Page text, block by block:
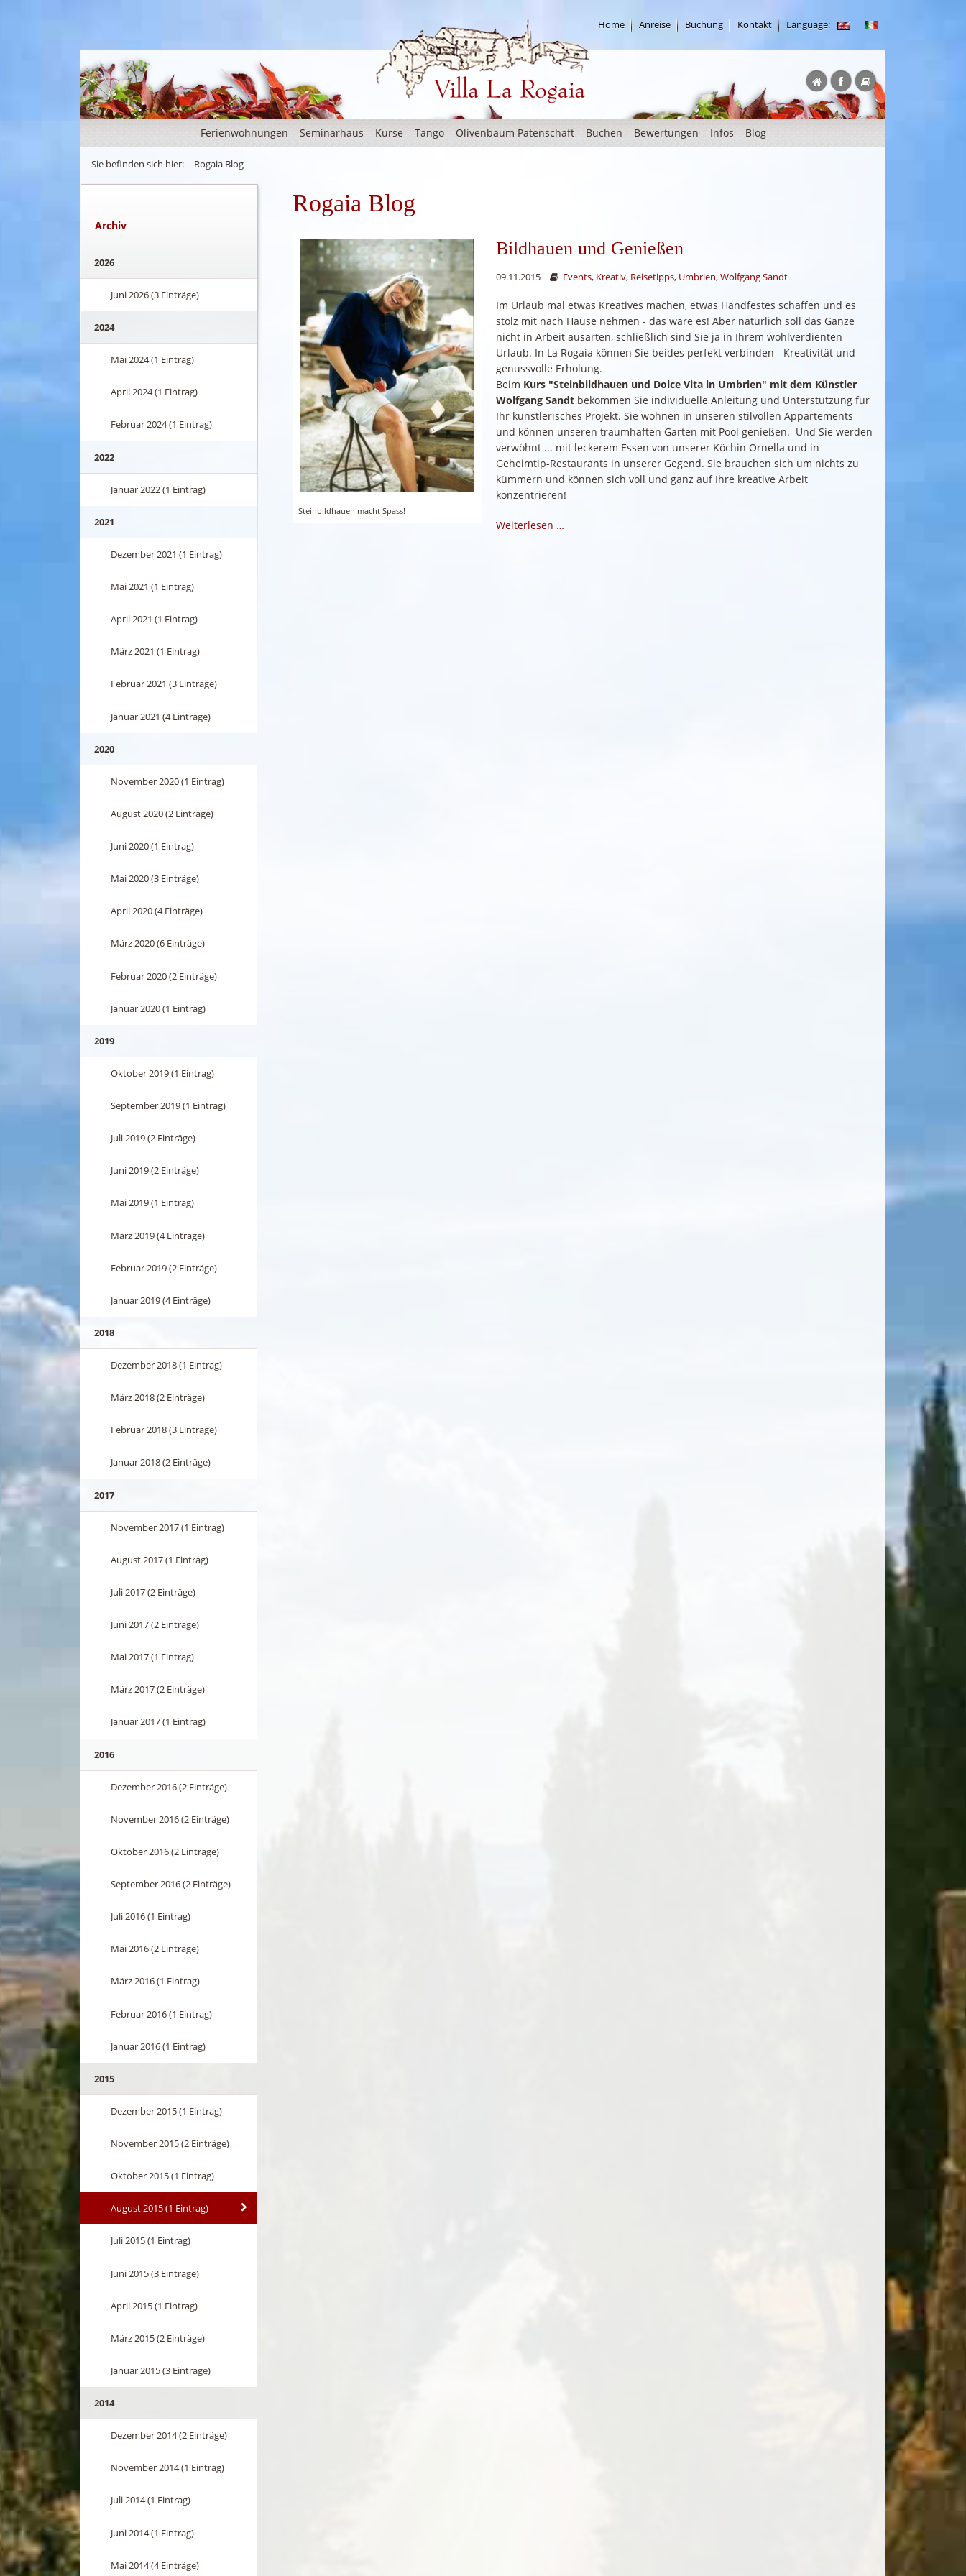
Home Anreise Buchung Kontakt Language:
Ferienwohnungen Seminarhaus Kurse Tango Olivenbaum Patenschaft Buchen Bewertungen Infos Blog
Sie befinden sich hier: Rogaia Blog
Rogaia Blog
Steinbildhauen macht Spass!
Bildhauen und Genießen
09.11.2015 Events, Kreativ, Reisetipps, Umbrien,Wolfgang Sandt
Im Urlaub mal etwas Kreatives machen, etwas Handfestes schaffen und es
stolz mit nach Hause nehmen - das wäre es! Aber natürlich soll das Ganze
nicht in Arbeit ausarten, schließlich sind Sie ja in Ihrem wohlverdienten
Urlaub. In La Rogaia können Sie beides perfekt verbinden - Kreativität und
genussvolle Erholung.
Beim Kurs "Steinbildhauen und Dolce Vita in Umbrien" mit dem Künstler
Wolfgang Sandtbekommen Sie individuelle Anleitung und Unterstützung für
Ihr künstlerisches Projekt. Sie wohnen in unseren stilvollen Appartements
und können unseren traumhaften Garten mit Pool genießen. Und Sie werden
verwöhnt ... mit leckerem Essen von unserer Köchin Ornella und in
Geheimtip-Restaurants in unserer Gegend. Sie brauchen sich um nichts zu
kümmern und können sich voll und ganz auf Ihre kreative Arbeit
konzentrieren!
Weiterlesen …
Archiv
2026
Juni 2026 (3 Einträge)
2024
Mai 2024 (1 Eintrag)
April 2024 (1 Eintrag)
Februar 2024 (1 Eintrag)
2022
Januar 2022 (1 Eintrag)
2021
Dezember 2021 (1 Eintrag)
Mai 2021 (1 Eintrag)
April 2021 (1 Eintrag)
März 2021 (1 Eintrag)
Februar 2021 (3 Einträge)
Januar 2021 (4 Einträge)
2020
November 2020 (1 Eintrag)
August 2020 (2 Einträge)
Juni 2020 (1 Eintrag)
Mai 2020 (3 Einträge)
April 2020 (4 Einträge)
März 2020 (6 Einträge)
Februar 2020 (2 Einträge)
Januar 2020 (1 Eintrag)
2019
Oktober 2019 (1 Eintrag)
September 2019 (1 Eintrag)
Juli 2019 (2 Einträge)
Juni 2019 (2 Einträge)
Mai 2019 (1 Eintrag)
März 2019 (4 Einträge)
Februar 2019 (2 Einträge)
Januar 2019 (4 Einträge)
2018
Dezember 2018 (1 Eintrag)
März 2018 (2 Einträge)
Februar 2018 (3 Einträge)
Januar 2018 (2 Einträge)
2017
November 2017 (1 Eintrag)
August 2017 (1 Eintrag)
Juli 2017 (2 Einträge)
Juni 2017 (2 Einträge)
Mai 2017 (1 Eintrag)
März 2017 (2 Einträge)
Januar 2017 (1 Eintrag)
2016
Dezember 2016 (2 Einträge)
November 2016 (2 Einträge)
Oktober 2016 (2 Einträge)
September 2016 (2 Einträge)
Juli 2016 (1 Eintrag)
Mai 2016 (2 Einträge)
März 2016 (1 Eintrag)
Februar 2016 (1 Eintrag)
Januar 2016 (1 Eintrag)
2015
Dezember 2015 (1 Eintrag)
November 2015 (2 Einträge)
Oktober 2015 (1 Eintrag)
August 2015 (1 Eintrag)
Juli 2015 (1 Eintrag)
Juni 2015 (3 Einträge)
April 2015 (1 Eintrag)
März 2015 (2 Einträge)
Januar 2015 (3 Einträge)
2014
Dezember 2014 (2 Einträge)
November 2014 (1 Eintrag)
Juli 2014 (1 Eintrag)
Juni 2014 (1 Eintrag)
Mai 2014 (4 Einträge)